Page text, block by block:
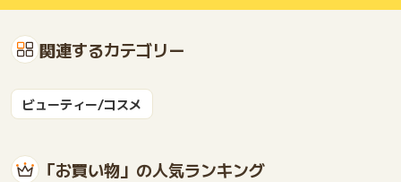
関連するカテゴリー
ビューティー/コスメ
「お買い物」の人気ランキング